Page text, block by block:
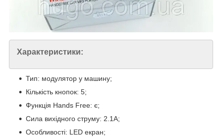
Характеристики:
Тип: модулятор у машину;
Кількість кнопок: 5;
Функція Hands Free: є;
Сила вихідного струму: 2.1A;
Особливості: LED екран;